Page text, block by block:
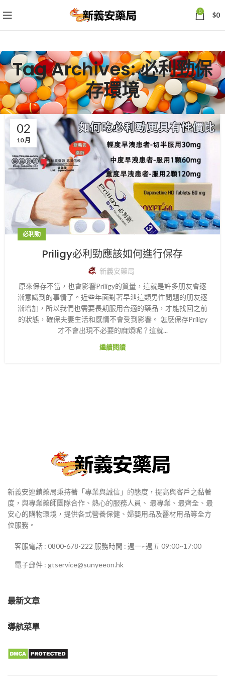
0 $0
Tag Archives: 必利勁保
存環境
02
10 月
必利勁
Priligy必利勁應該如何進行保存
新義安藥局
原來保存不當，也會影響Priligy的質量，這就是許多朋友會逐
漸意識到的事情了。近些年面對著早泄這類男性問題的朋友逐
漸增加，所以我們也需要長期服用合適的藥品，才能找回之前
的狀態，確保夫妻生活和感情不會受到影響。 怎麽保存Priligy
才不會出現不必要的麻煩呢？這就...
繼續閱讀
新義安連鎖藥局秉持著「專業與誠信」的態度，提高與客戶之黏著
度，與專業藥師團隊合作、熱心的服務人員、 最專業、最齊全、最
安心的購物環境，提供各式營養保健、婦嬰用品及醫材用品等全方
位服務。
客服電話 : 0800-678-222 服務時間 : 週一~週五 09:00~17:00
電子郵件 : gtservice@sunyeeon.hk
最新文章
導航菜單